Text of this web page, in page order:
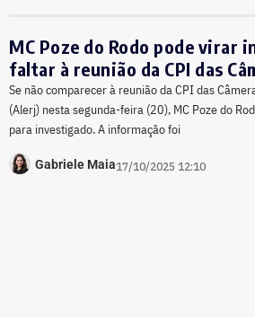
MC Poze do Rodo pode virar
faltar à reunião da CPI das
Se não comparecer à reunião da CPI das
(Alerj) nesta segunda-feira (20), MC Poze do
para investigado. A informação foi
Gabriele Maia17/10/2025 12:10